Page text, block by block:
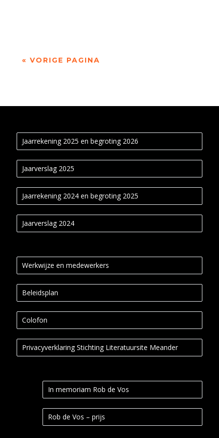
« VORIGE PAGINA
Jaarrekening 2025 en begroting 2026
Jaarverslag 2025
Jaarrekening 2024 en begroting 2025
Jaarverslag 2024
Werkwijze en medewerkers
Beleidsplan
Colofon
Privacyverklaring Stichting Literatuursite Meander
In memoriam Rob de Vos
Rob de Vos – prijs